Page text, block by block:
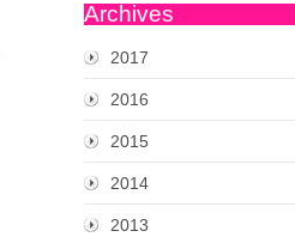
Archives
2017
2016
2015
2014
2013